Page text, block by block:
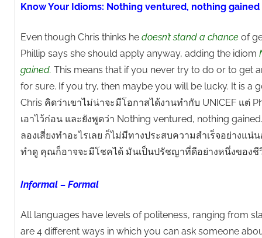
Know Your Idioms: Nothing ventured, nothing gained
Even though Chris thinks he doesn’t stand a chance of
Phillip says she should apply anyway, adding the idiom
gained. This means that if you never try to do or to get
for sure. If you try, then maybe you will be lucky. It is a
Chris คิดว่าเขาไม่น่าจะมีโอกาสได้งานทำกับ UNICEF แต่
เอาไว้ก่อน และยังพูดว่า Nothing ventured, nothing
ลองเสี่ยงทำอะไรเลย ก็ไม่มีทางประสบความสำเร็จอย่างแ
ทำดู คุณก็อาจจะมีโชคได้ มันเป็นปรัชญาที่ดีอย่างหนึ่งของชี
Informal – Formal
All languages have levels of politeness, ranging from
are 4 different ways in which you can ask someone